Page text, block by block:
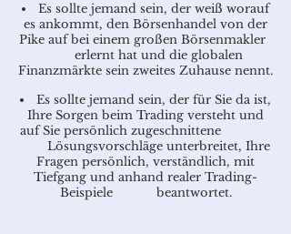
Es sollte jemand sein, der weiß worauf
es ankommt, den Börsenhandel von der
Pike auf bei einem großen Börsenmakler
erlernt hat und die globalen
Finanzmärkte sein zweites Zuhause nennt.
Es sollte jemand sein, der für Sie da ist,
Ihre Sorgen beim Trading versteht und
auf Sie persönlich zugeschnittene
Lösungsvorschläge unterbreitet, Ihre
Fragen persönlich, verständlich, mit
Tiefgang und anhand realer Trading-
Beispiele beantwortet.